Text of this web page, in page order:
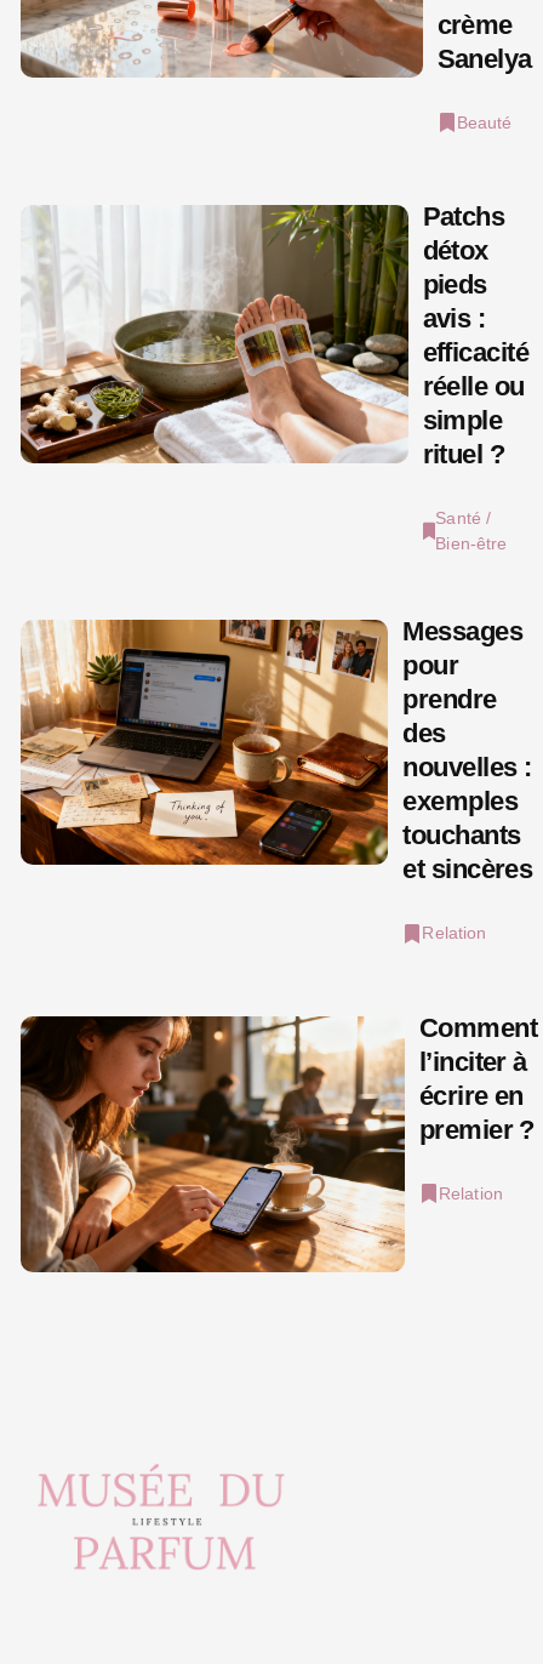
crème
Sanelya
Beauté
Patchs
détox
pieds
avis :
efficacité
réelle ou
simple
rituel ?
Santé /
Bien-être
Messages
pour
prendre
des
nouvelles :
exemples
touchants
et sincères
Relation
Comment
l’inciter à
écrire en
premier ?
Relation